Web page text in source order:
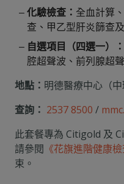
化驗檢查： 全血計算
查、甲乙型肝炎篩查
自選項目（四選一）：
腔超聲波、前列腺超
地點： 明德醫療中心（中
查詢： 2537 8500 /
此套餐專為 Citigold 及
請參閱 《花旗進階健康檢
束。